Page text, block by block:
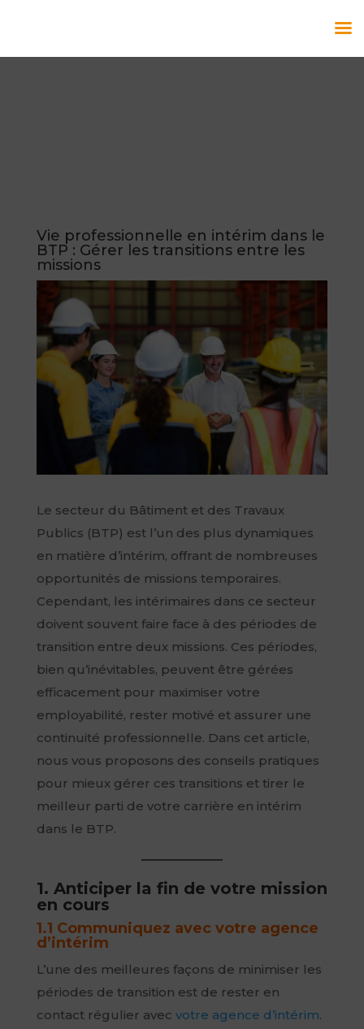
Vie professionnelle en intérim dans le
BTP : Gérer les transitions entre les
missions
Le secteur du Bâtiment et des Travaux
Publics (BTP) est l’un des plus dynamiques
en matière d’intérim, offrant de nombreuses
opportunités de missions temporaires.
Cependant, les intérimaires dans ce secteur
doivent souvent faire face à des périodes de
transition entre deux missions. Ces périodes,
bien qu’inévitables, peuvent être gérées
efficacement pour maximiser votre
employabilité, rester motivé et assurer une
continuité professionnelle. Dans cet article,
nous vous proposons des conseils pratiques
pour mieux gérer ces transitions et tirer le
meilleur parti de votre carrière en intérim
dans le BTP.
1. Anticiper la fin de votre mission
en cours
1.1 Communiquez avec votre agence
d’intérim
L’une des meilleures façons de minimiser les
périodes de transition est de rester en
contact régulier avec votre agence d’intérim.